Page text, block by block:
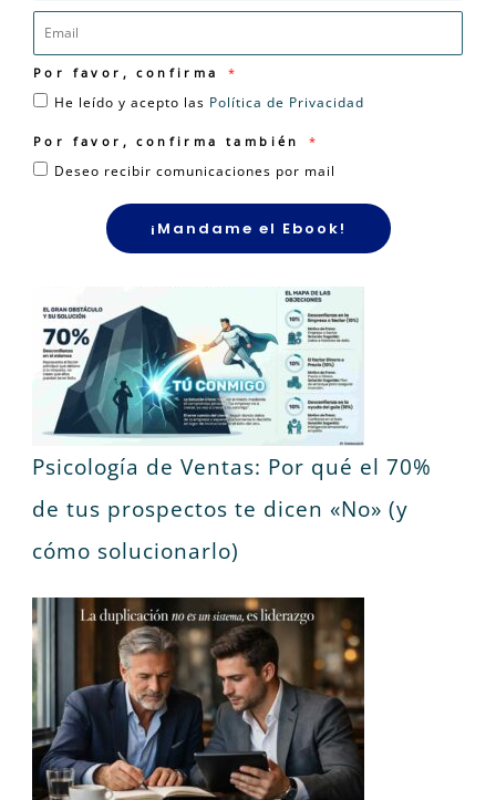
Por favor, confirma
He leído y acepto las Política de Privacidad
Por favor, confirma también
Deseo recibir comunicaciones por mail
¡Mandame el Ebook!
Últimas Entradas del Blog
¡Network Marketing Hoy!
Psicología de Ventas: Por qué el 70%
de tus prospectos te dicen «No» (y
cómo solucionarlo)